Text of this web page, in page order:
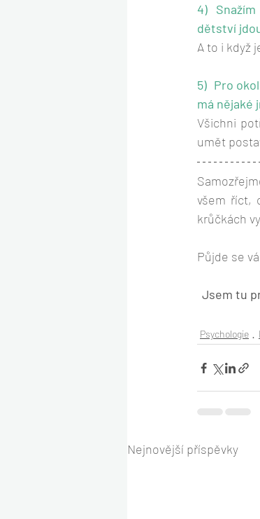
4)
dětství
A to i když
5)  Pro
má nějaké
Všichni
umět
všem říct,
krůčkách
Půjde se
Jsem tu
Psychologie
Nejnovější příspěvky